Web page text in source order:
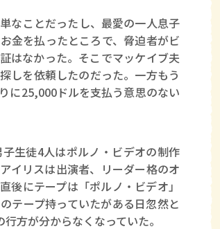
なことだったし、最愛の一人息子
金を払ったところで、脅迫者がビ
はなかった。そこでマッケイブ夫
しを依頼したのだった。一方もう
に25,000ドルを支払う意思のない
生徒4人はポルノ・ビデオの制作
イリスは出演者、リーダー格のオ
後にテープは「ポルノ・ビデオ」
テープ持っていたがある日忽然と
方が分からなくなっていた。